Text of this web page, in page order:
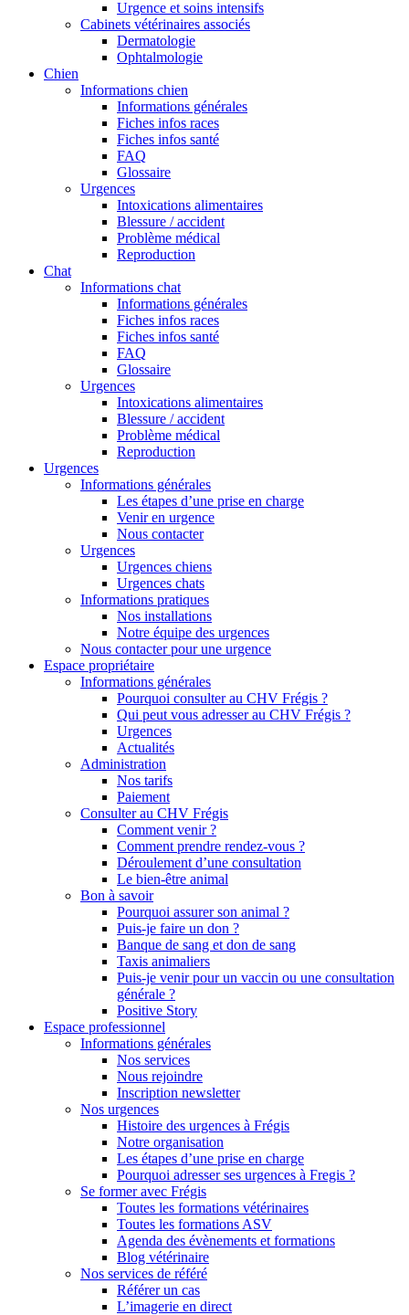
Urgence et soins intensifs
Cabinets vétérinaires associés
Dermatologie
Ophtalmologie
Chien
Informations chien
Informations générales
Fiches infos races
Fiches infos santé
FAQ
Glossaire
Urgences
Intoxications alimentaires
Blessure / accident
Problème médical
Reproduction
Chat
Informations chat
Informations générales
Fiches infos races
Fiches infos santé
FAQ
Glossaire
Urgences
Intoxications alimentaires
Blessure / accident
Problème médical
Reproduction
Urgences
Informations générales
Les étapes d’une prise en charge
Venir en urgence
Nous contacter
Urgences
Urgences chiens
Urgences chats
Informations pratiques
Nos installations
Notre équipe des urgences
Nous contacter pour une urgence
Espace propriétaire
Informations générales
Pourquoi consulter au CHV Frégis ?
Qui peut vous adresser au CHV Frégis ?
Urgences
Actualités
Administration
Nos tarifs
Paiement
Consulter au CHV Frégis
Comment venir ?
Comment prendre rendez-vous ?
Déroulement d’une consultation
Le bien-être animal
Bon à savoir
Pourquoi assurer son animal ?
Puis-je faire un don ?
Banque de sang et don de sang
Taxis animaliers
Puis-je venir pour un vaccin ou une consultation
générale ?
Positive Story
Espace professionnel
Informations générales
Nos services
Nous rejoindre
Inscription newsletter
Nos urgences
Histoire des urgences à Frégis
Notre organisation
Les étapes d’une prise en charge
Pourquoi adresser ses urgences à Fregis ?
Se former avec Frégis
Toutes les formations vétérinaires
Toutes les formations ASV
Agenda des évènements et formations
Blog vétérinaire
Nos services de référé
Référer un cas
L’imagerie en direct